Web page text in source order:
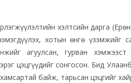
хэлтсийн дарга
хотын өнгө үзэмжийг
агуулсан, гурван
цэцгүүдийг сонгосон. Бид
байж, тарьсан цэцгийг